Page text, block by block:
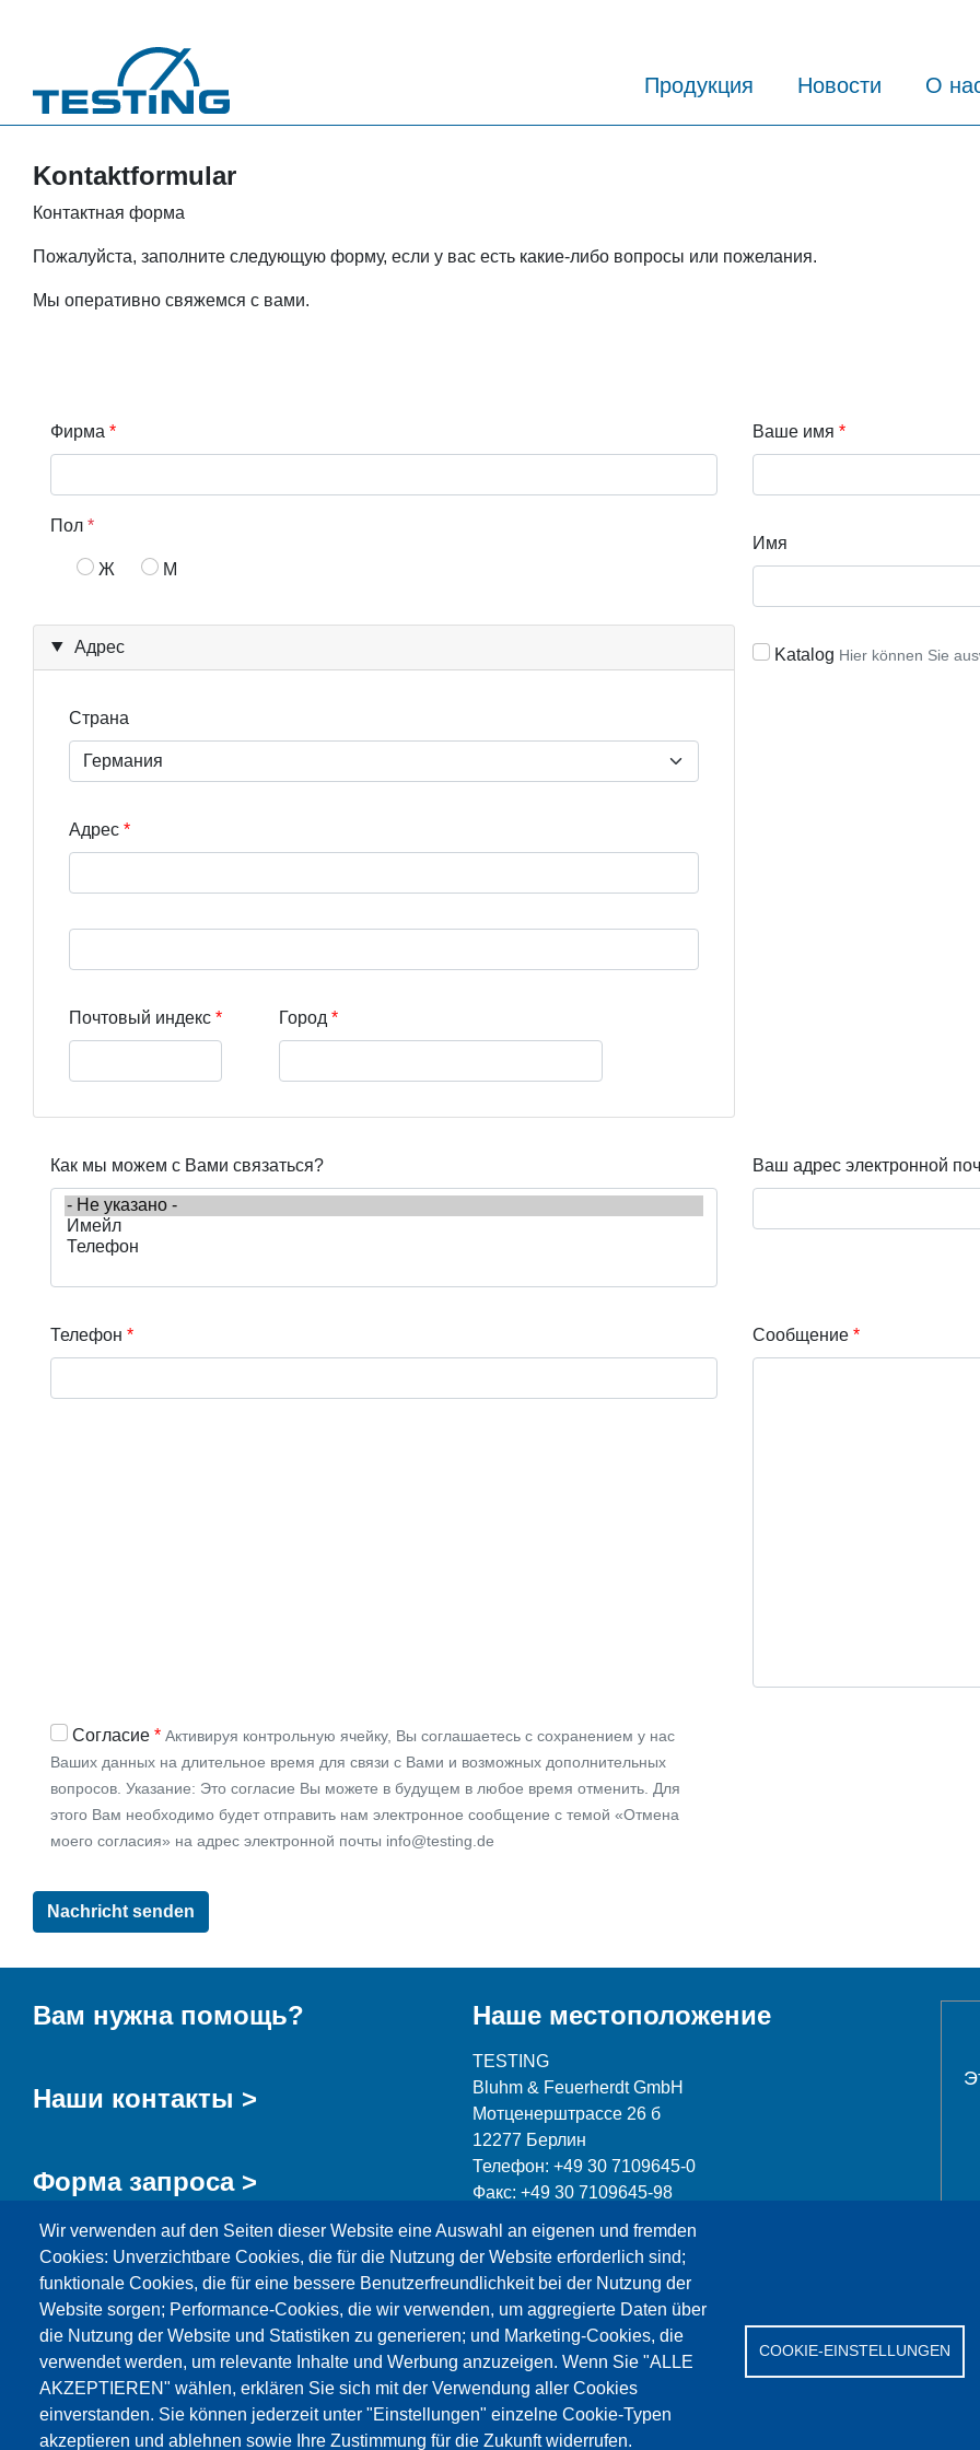
Продукция Новости О
Kontaktformular
Контактная форма
Пожалуйста, заполните следующую форму, если у вас есть какие-либо вопросы или пожелания.
Мы оперативно свяжемся с вами.
Фирма Ваше имя
Пол *
Ж М
Имя
Адрес
Страна
Адрес
Почтовый индекс Город
Katalog Hier können Sie
Как мы можем с Вами связаться? Ваш адрес электронной
Телефон Сообщение
Согласие
Активируя контрольную ячейку, Вы соглашаетесь с сохранением у нас
Ваших данных на длительное время для связи с Вами и возможных дополнительных
вопросов. Указание: Это согласие Вы можете в будущем в любое время отменить. Для
этого Вам необходимо будет отправить нам электронное сообщение с темой «Отмена
моего согласия» на адрес электронной почты info@testing.de
Wir verwenden auf den Seiten dieser Website eine Auswahl an eigenen und fremden
Cookies: Unverzichtbare Cookies, die für die Nutzung der Website erforderlich sind;
funktionale Cookies, die für eine bessere Benutzerfreundlichkeit bei der Nutzung der
Website sorgen; Performance-Cookies, die wir verwenden, um aggregierte Daten über
die Nutzung der Website und Statistiken zu generieren; und Marketing-Cookies, die
verwendet werden, um relevante Inhalte und Werbung anzuzeigen. Wenn Sie "ALLE
AKZEPTIEREN" wählen, erklären Sie sich mit der Verwendung aller Cookies
einverstanden. Sie können jederzeit unter "Einstellungen" einzelne Cookie-Typen
akzeptieren und ablehnen sowie Ihre Zustimmung für die Zukunft widerrufen.
COOKIE-EINSTELLUNGEN
Вам нужна помощь?
Наши контакты >
Форма запроса >
Наше местоположение
TESTING
Bluhm & Feuerherdt GmbH
Мотценерштрассе 26 б
12277 Берлин
Телефон: +49 30 7109645-0
Факс: +49 30 7109645-98
info@testing.de
Продукция Новости О нас Реализация Сервис Референции Jobs Контакт